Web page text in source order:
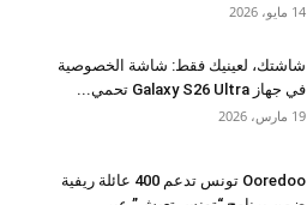
14 مايو، 2026
شاشتك، لعينيك فقط: شاشة الخصوصية
في جهاز Galaxy S26 Ultra تحمي...
19 مارس، 2026
Ooredoo تونس تدعم 400 عائلة ريفية